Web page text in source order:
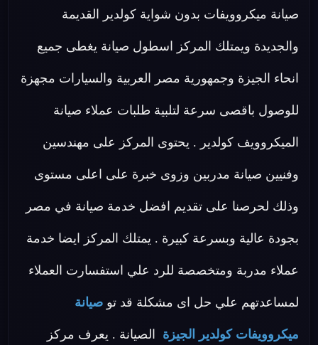
صيانة ميكروويفات بدون شواية كولدير القديمة
والجديدة ويمتلك المركز اسطول صيانة يغطى جميع
انحاء الجيزة وجمهورية مصر العربية والسيارات مجهزة
للوصول باقصى سرعة لتلبية طلبات عملاء صيانة
الميكروويف كولدير . يحتوى المركز على مهندسين
وفنيين صيانة مدربين وزوى خبرة على اعلى مستوى
وذلك لحرصنا على تقديم افضل خدمة صيانة في مصر
بجودة عالية وبسرعة كبيرة . يمتلك المركز ايضا خدمة
عملاء مدربة ومتخصصة للرد علي استفسارت العملاء
لمساعدتهم علي حل اى مشكلة قد تو صيانة
ميكروويفات كولدير الجيزة الصيانة . يعرف مركز